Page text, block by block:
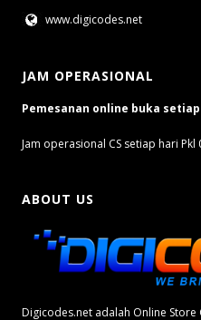
www.digicodes.net
JAM OPERASIONAL
Pemesanan online buka
Jam operasional CS setiap hari Pkl
ABOUT US
Digicodes.net adalah Online Store